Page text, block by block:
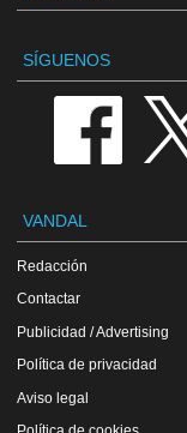
SÍGUENOS
VANDAL
Redacción
Contactar
Publicidad / Advertising
Política de privacidad
Aviso legal